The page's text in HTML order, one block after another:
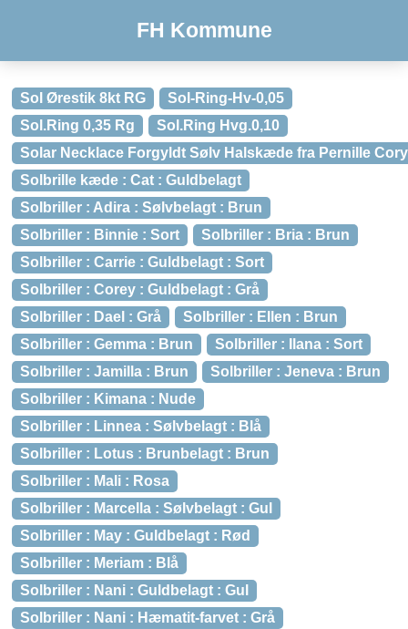
FH Kommune
Sol Ørestik 8kt RG
Sol-Ring-Hv-0,05
Sol.Ring 0,35 Rg
Sol.Ring Hvg.0,10
Solar Necklace Forgyldt Sølv Halskæde fra Pernille
Solbrille kæde : Cat : Guldbelagt
Solbriller : Adira : Sølvbelagt : Brun
Solbriller : Binnie : Sort
Solbriller : Bria : Brun
Solbriller : Carrie : Guldbelagt : Sort
Solbriller : Corey : Guldbelagt : Grå
Solbriller : Dael : Grå
Solbriller : Ellen : Brun
Solbriller : Gemma : Brun
Solbriller : Ilana : Sort
Solbriller : Jamilla : Brun
Solbriller : Jeneva : Brun
Solbriller : Kimana : Nude
Solbriller : Linnea : Sølvbelagt : Blå
Solbriller : Lotus : Brunbelagt : Brun
Solbriller : Mali : Rosa
Solbriller : Marcella : Sølvbelagt : Gul
Solbriller : May : Guldbelagt : Rød
Solbriller : Meriam : Blå
Solbriller : Nani : Guldbelagt : Gul
Solbriller : Nani : Hæmatit-farvet : Grå